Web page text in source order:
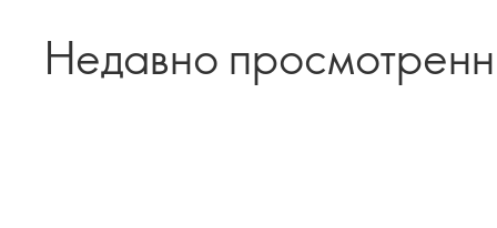
Недавно